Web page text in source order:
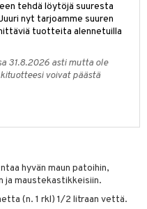
tehdä löytöjä suuresta
nyt tarjoamme suuren
tuotteita alennetuilla
31.8.2026 asti mutta ole
voivat päästä
hyvän maun patoihin,
ja maustekastikkeisiin.
(n. 1 rkl) 1/2 litraan vettä.